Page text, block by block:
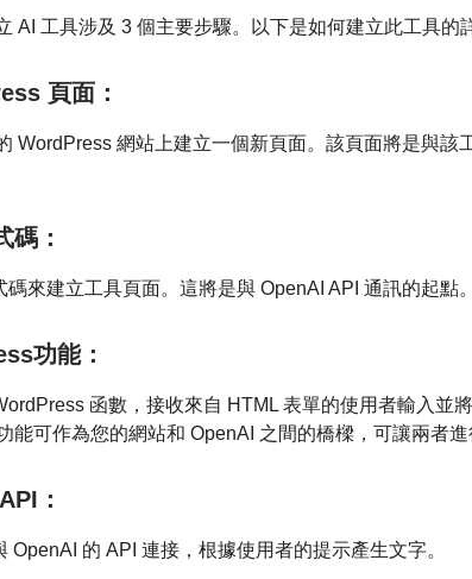
AI 工具涉及 3 個主要步驟。以下是如何建立此工具的
頁面：
WordPress 網站上建立一個新頁面。該頁面將是與該
碼：
來建立工具頁面。這將是與 OpenAI API 通訊的起點。
功能：
函數，接收來自 HTML 表單的使用者輸入並
能可作為您的網站和 OpenAI 之間的橋樑，可讓兩者進
：
OpenAI 的 API 連接，根據使用者的提示產生文字。